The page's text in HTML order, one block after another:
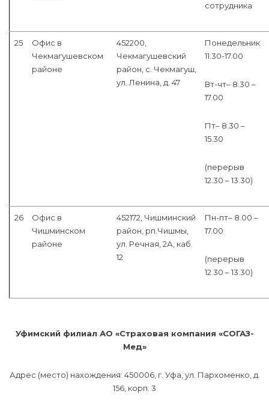
сотрудника
25
Офис в
Чекмагушевском
районе
452200,
Чекмагушевский
район, с. Чекмагуш,
ул. Ленина, д. 47
Понедельник
11.30-17.00
Вт-чт– 8.30 –
17.00
Пт– 8.30 –
15.30
(перерыв
12.30 – 13.30)
26
Офис в
Чишминском
районе
452172, Чишминский
район, рп.Чишмы,
ул. Речная, 2А, каб.
12
Пн-пт– 8.00 –
17.00
(перерыв
12.30 – 13.30)
Уфимский филиал АО «Страховая компания «СОГАЗ-
Мед»
Адрес (место) нахождения: 450006, г. Уфа, ул. Пархоменко, д.
156, корп. 3